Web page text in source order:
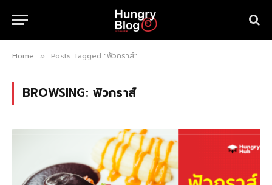
Home » Posts Tagged "ฟัวกราส์"
BROWSING: ฟัวกราส์